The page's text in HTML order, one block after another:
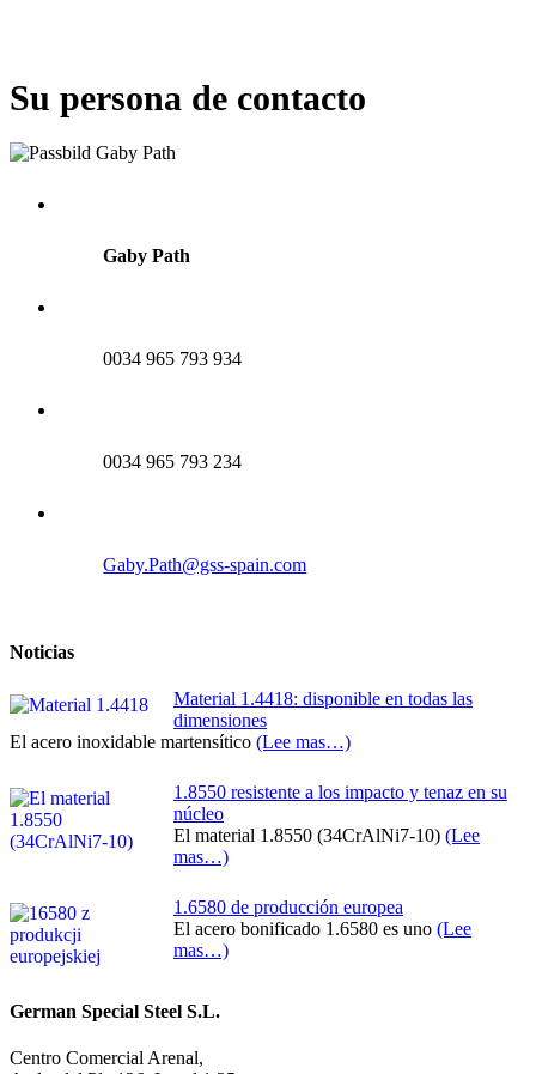
Su persona de contacto
Gaby Path
0034 965 793 934
0034 965 793 234
Gaby.Path@gss-spain.com
Noticias
Material 1.4418: disponible en todas las
dimensiones
El acero inoxidable martensítico (Lee mas…)
1.8550 resistente a los impacto y tenaz en su
núcleo
El material 1.8550 (34CrAlNi7-10) (Lee
mas…)
1.6580 de producción europea
El acero bonificado 1.6580 es uno (Lee
mas…)
German Special Steel S.L.
Centro Comercial Arenal,